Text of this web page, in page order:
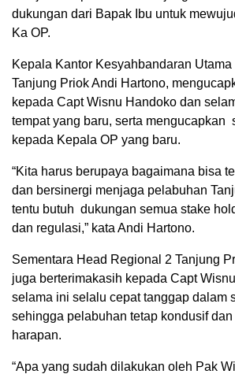
dukungan dari Bapak Ibu untuk
Ka OP.
Kepala Kantor Kesyahbandaran
Tanjung Priok Andi Hartono,
kepada Capt Wisnu Handoko dan
tempat yang baru, serta mengucapkan
kepada Kepala OP yang baru.
“Kita harus berupaya bagaimana bisa
dan bersinergi menjaga pelabuhan
tentu butuh dukungan semua stake
dan regulasi,” kata Andi Hartono.
Sementara Head Regional 2 Tanjung
juga berterimakasih kepada Capt
selama ini selalu cepat tanggap dalam
sehingga pelabuhan tetap kondusif
harapan.
“Apa yang sudah dilakukan oleh Pak